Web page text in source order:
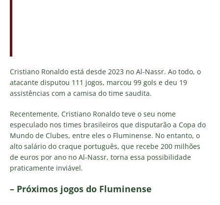
Cristiano Ronaldo está desde 2023 no Al-Nassr. Ao todo, o
atacante disputou 111 jogos, marcou 99 gols e deu 19
assistências com a camisa do time saudita.
Recentemente, Cristiano Ronaldo teve o seu nome
especulado nos times brasileiros que disputarão a Copa do
Mundo de Clubes, entre eles o Fluminense. No entanto, o
alto salário do craque português, que recebe 200 milhões
de euros por ano no Al-Nassr, torna essa possibilidade
praticamente inviável.
– Próximos jogos do Fluminense